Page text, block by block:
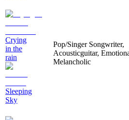
Crying
in the
rain
Sleeping
Sky
Pop/Singer Songwriter,
Acousticguitar,
Melancholic